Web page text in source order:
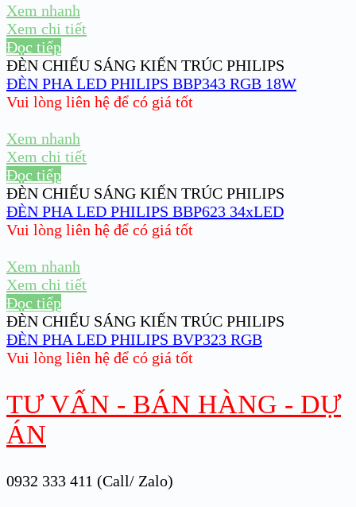
Xem nhanh
Xem chi tiết
Đọc tiếp
ĐÈN CHIẾU SÁNG KIẾN TRÚC PHILIPS
ĐÈN PHA LED PHILIPS BBP343 RGB 18W
Vui lòng liên hệ để có giá tốt
Xem nhanh
Xem chi tiết
Đọc tiếp
ĐÈN CHIẾU SÁNG KIẾN TRÚC PHILIPS
ĐÈN PHA LED PHILIPS BBP623 34xLED
Vui lòng liên hệ để có giá tốt
Xem nhanh
Xem chi tiết
Đọc tiếp
ĐÈN CHIẾU SÁNG KIẾN TRÚC PHILIPS
ĐÈN PHA LED PHILIPS BVP323 RGB
Vui lòng liên hệ để có giá tốt
TƯ VẤN - BÁN HÀNG - DỰ
ÁN
0932 333 411 (Call/ Zalo)